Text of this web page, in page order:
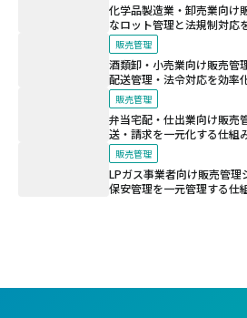
化学品製造業・卸売業向け
なロット管理と法規制対応
販売管理
酒類卸・小売業向け販売管
配送管理・法令対応を効率
販売管理
弁当宅配・仕出業向け販売
送・請求を一元化する仕組
販売管理
LPガス事業者向け販売管理
保安管理を一元管理する仕